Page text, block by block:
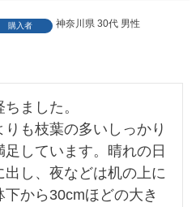
購入者 神奈川県 30代 男性
ました。
も枝葉の多いしっかり
しています。晴れの日
し、夜などは机の上に
から30cmほどの大き